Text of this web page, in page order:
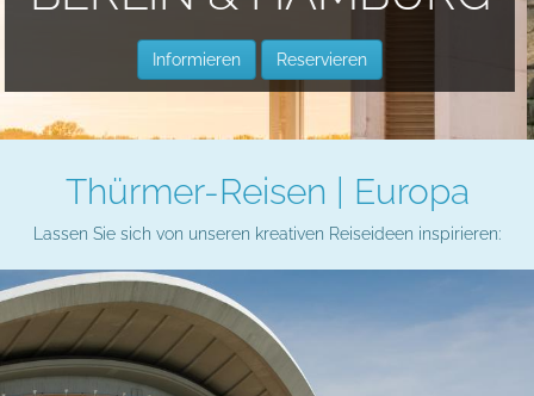
Thürmer-Reisen | Europa
Lassen Sie sich von unseren kreativen Reiseideen inspirieren: